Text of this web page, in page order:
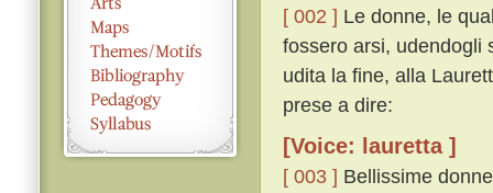
[ 002 ] Le donne, le
fossero arsi, udendogli
udita la fine, alla
prese a dire:
[Voice: lauretta ]
[ 003 ] Bellissime